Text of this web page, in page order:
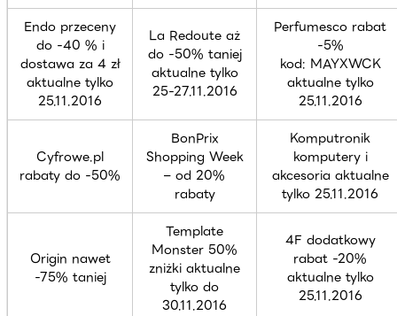
Endo przeceny
do -40 % i
dostawa za 4 zł
aktualne tylko
25.11.2016
La Redoute aż
do -50% taniej
aktualne tylko
25-27.11.2016
Perfumesco rabat
-5%
kod: MAYXWCK
aktualne tylko
25.11.2016
Cyfrowe.pl
rabaty do -50%
BonPrix
Shopping Week
– od 20%
rabaty
Komputronik
komputery i
akcesoria aktualne
tylko 25.11.2016
Origin nawet
-75% taniej
Template
Monster 50%
zniżki aktualne
tylko do
30.11.2016
4F dodatkowy
rabat -20%
aktualne tylko
25.11.2016